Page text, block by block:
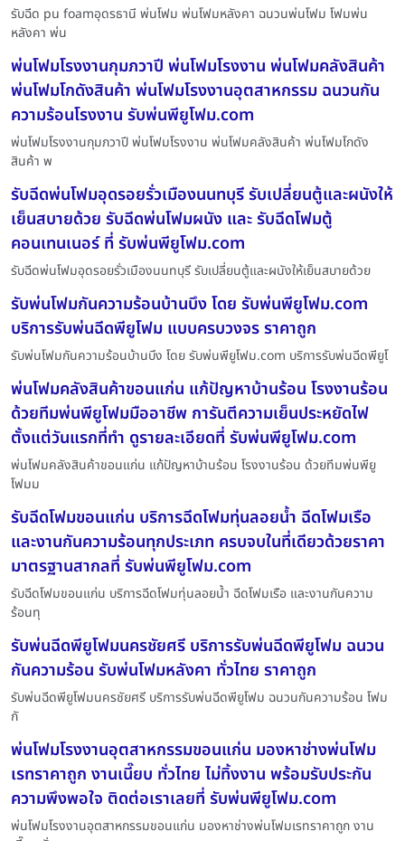
รับฉีด pu foamอุดรธานี พ่นโฟม พ่นโฟมหลังคา ฉนวนพ่นโฟม โฟมพ่น
หลังคา พ่น
พ่นโฟมโรงงานกุมภวาปี พ่นโฟมโรงงาน พ่นโฟมคลังสินค้า
พ่นโฟมโกดังสินค้า พ่นโฟมโรงงานอุตสาหกรรม ฉนวนกัน
ความร้อนโรงงาน รับพ่นพียูโฟม.com
พ่นโฟมโรงงานกุมภวาปี พ่นโฟมโรงงาน พ่นโฟมคลังสินค้า พ่นโฟมโกดัง
สินค้า พ
รับฉีดพ่นโฟมอุดรอยรั่วเมืองนนทบุรี รับเปลี่ยนตู้และผนังให้
เย็นสบายด้วย รับฉีดพ่นโฟมผนัง และ รับฉีดโฟมตู้
คอนเทนเนอร์ ที่ รับพ่นพียูโฟม.com
รับฉีดพ่นโฟมอุดรอยรั่วเมืองนนทบุรี รับเปลี่ยนตู้และผนังให้เย็นสบายด้วย
รับพ่นโฟมกันความร้อนบ้านบึง โดย รับพ่นพียูโฟม.com
บริการรับพ่นฉีดพียูโฟม แบบครบวงจร ราคาถูก
รับพ่นโฟมกันความร้อนบ้านบึง โดย รับพ่นพียูโฟม.com บริการรับพ่นฉีดพียูโ
พ่นโฟมคลังสินค้าขอนแก่น แก้ปัญหาบ้านร้อน โรงงานร้อน
ด้วยทีมพ่นพียูโฟมมืออาชีพ การันตีความเย็นประหยัดไฟ
ตั้งแต่วันแรกที่ทำ ดูรายละเอียดที่ รับพ่นพียูโฟม.com
พ่นโฟมคลังสินค้าขอนแก่น แก้ปัญหาบ้านร้อน โรงงานร้อน ด้วยทีมพ่นพียู
โฟมม
รับฉีดโฟมขอนแก่น บริการฉีดโฟมทุ่นลอยน้ำ ฉีดโฟมเรือ
และงานกันความร้อนทุกประเภท ครบจบในที่เดียวด้วยราคา
มาตรฐานสากลที่ รับพ่นพียูโฟม.com
รับฉีดโฟมขอนแก่น บริการฉีดโฟมทุ่นลอยน้ำ ฉีดโฟมเรือ และงานกันความ
ร้อนทุ
รับพ่นฉีดพียูโฟมนครชัยศรี บริการรับพ่นฉีดพียูโฟม ฉนวน
กันความร้อน รับพ่นโฟมหลังคา ทั่วไทย ราคาถูก
รับพ่นฉีดพียูโฟมนครชัยศรี บริการรับพ่นฉีดพียูโฟม ฉนวนกันความร้อน โฟม
กั
พ่นโฟมโรงงานอุตสาหกรรมขอนแก่น มองหาช่างพ่นโฟม
เรทราคาถูก งานเนี๊ยบ ทั่วไทย ไม่ทิ้งงาน พร้อมรับประกัน
ความพึงพอใจ ติดต่อเราเลยที่ รับพ่นพียูโฟม.com
พ่นโฟมโรงงานอุตสาหกรรมขอนแก่น มองหาช่างพ่นโฟมเรทราคาถูก งาน